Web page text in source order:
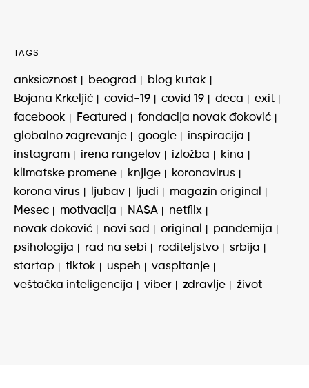
TAGS
anksioznost beograd
blog kutak
Bojana Krkeljić
covid-19 covid 19 deca
exit
facebook
Featured
fondacija novak đoković
globalno zagrevanje
google
inspiracija
instagram
irena rangelov izložba
kina
klimatske promene
knjige
koronavirus
korona virus
ljubav ljudi
magazin original
Mesec
motivacija NASA
netflix
novak đoković
novi sad original
pandemija
psihologija
rad na sebi roditeljstvo
srbija
startap
tiktok uspeh
vaspitanje
veštačka inteligencija
viber zdravlje život